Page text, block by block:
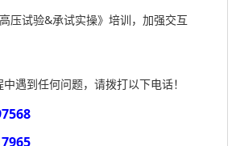
压试验&承试实操》培训，加强交互
遇到任何问题，请拨打以下电话！